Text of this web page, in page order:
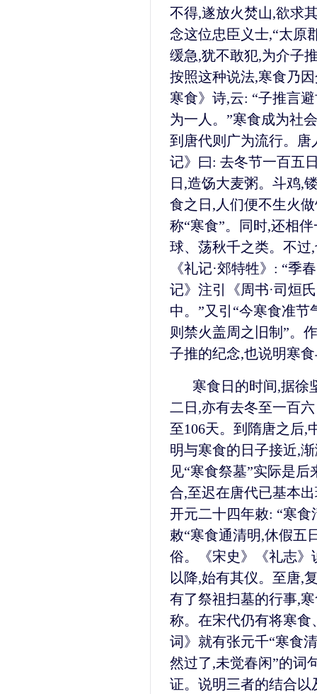
不得,遂放火焚山,欲求
念这位忠臣义士,“太原
缓急,犹不敢犯,为介子
按照这种说法,寒食乃
寒食》诗,云: “子推言
为一人。”寒食成为社
到唐代则广为流行。唐
记》曰: 去冬节一百五
日,造饧大麦粥。斗鸡,
食之日,人们便不生火
称“寒食”。同时,还相
球、荡秋千之类。不过
《礼记·郊特牲》: “季
记》注引《周书·司烜
中。”又引“今寒食准
则禁火盖周之旧制”。
子推的纪念,也说明寒
寒食日的时间,据徐
二日,亦有去冬至一百
至106天。到隋唐之后,
明与寒食的日子接近,
见“寒食祭墓”实际是
合,至迟在唐代已基本
开元二十四年敕: “寒
敕“寒食通清明,休假五
俗。《宋史》《礼志》
以降,始有其仪。至唐,
有了祭祖扫墓的行事,
称。在宋代仍有将寒
词》就有张元千“寒食
然过了,未觉春闲”的词
证。说明三者的结合